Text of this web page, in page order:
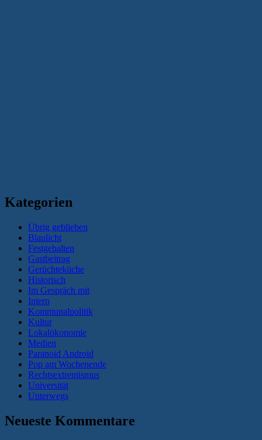
Kategorien
Übrig geblieben
Blaulicht
Festgehalten
Gastbeitrag
Gerüchteküche
Historisch
Im Gespräch mit
Intern
Kommunalpolitik
Kultur
Lokalökonomie
Medien
Paranoid Android
Pop am Wochenende
Rechtsextremismus
Universität
Unterwegs
Neueste Kommentare